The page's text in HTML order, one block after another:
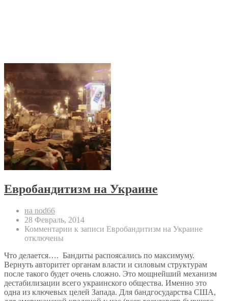
Евробандитизм на Украине
на nod66
28 Февраль, 2014
Комментарии к записи Евробандитизм на Украине
отключены
Что делается…. Бандиты распоясались по максимуму.
Вернуть авторитет органам власти и силовым структурам
после такого будет очень сложно. Это мощнейший механизм
дестабилизации всего украинского общества. Именно это
одна из ключевых целей Запада. Для бандгосударства США,